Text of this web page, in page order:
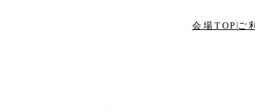
会場TOP ご